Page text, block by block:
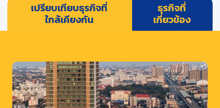
เปรียบเทียบธุรกิจที่
ใกล้เคียงกัน
ธุรกิจที่
เกี่ยวข้อง